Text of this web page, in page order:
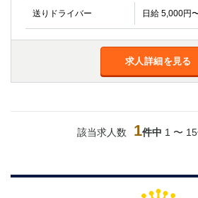
送りドライバー 日給 5,000円
求人詳細を見る
該当求人数 1件中 1 〜
①銀座 ②新橋
錦糸町(南口)
蒲田(西口)
清瀬（南口
①東武練馬 ②成増・板橋 ③大山
池袋東口
大井町
大泉学園
下赤塚
浅草
久米川